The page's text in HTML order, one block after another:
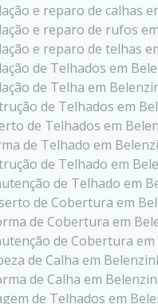
e reparo de calhas
e reparo de rufos
e reparo de telhas
de Telhados em
de Telha em
de Telhados em
de Telhados em
de Telhado em
de Telhado em
de Telhado em
de Cobertura em
de Cobertura em
de Cobertura
de Calha em
de Calha em
de Telhados em